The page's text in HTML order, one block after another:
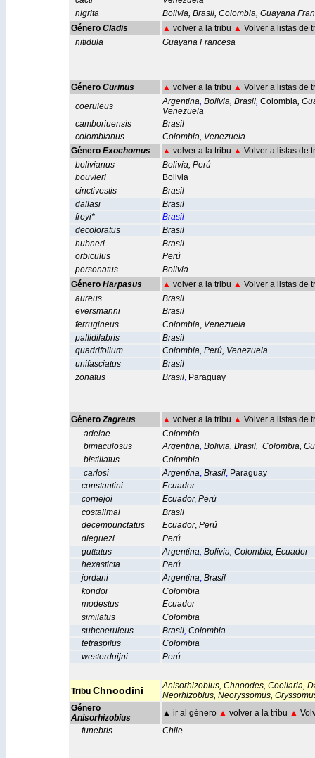
nigrita
Bolivia, Brasil, Colombia, Guayana
Género Cladis ▲ volver a la tribu ▲ Volver a listas de
nitidula
Guayana Francesa
Género Curinus ▲ volver a la tribu ▲ Volver a listas de
coeruleus
Argentina, Bolivia, Brasil, Colombia,
Venezuela
camboriuensis
Brasil
colombianus
Colombia, Venezuela
Género Exochomus ▲ volver a la tribu ▲ Volver a listas de
bolivianus
Bolivia, Perú
bouvieri
Bolivia
cinctivestis
Brasil
dallasi
Brasil
freyi*
Brasil
decoloratus
Brasil
hubneri
Brasil
orbiculus
Perú
personatus
Bolivia
Género Harpasus ▲ volver a la tribu ▲ Volver a listas de
aureus
Brasil
eversmanni
Brasil
ferrugineus
Colombia, Venezuela
pallidilabris
Brasil
quadrifolium
Colombia, Perú, Venezuela
unifasciatus
Brasil
zonatus
Brasil, Paraguay
GéneroZagreus ▲ volver a la tribu ▲ Volver a listas de
adelae
Colombia
bimaculosus
Argentina, Bolivia, Brasil, Colombia,
bistillatus
Colombia
carlosi
Argentina, Brasil, Paraguay
constantini
Ecuador
cornejoi
Ecuador, Perú
costalimai
Brasil
decempunctatus
Ecuador, Perú
dieguezi
Perú
guttatus
Argentina, Bolivia, Colombia, Ecuador
hexasticta
Perú
jordani
Argentina, Brasil
kondoi
Colombia
modestus
Ecuador
similatus
Colombia
subcoeruleus
Brasil, Colombia
tetraspilus
Colombia
westerduijni
Perú
Tribu Chnoodini Anisorhizobius, Chnoodes, Coeliaria,
Neorhizobius, Neoryssomus,
Género
Anisorhizobius
▲ ir al género ▲ volver a la tribu ▲
funebris
Chile